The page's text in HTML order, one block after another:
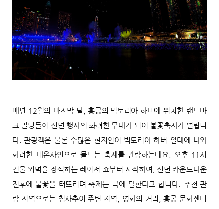
매년 12월의 마지막 날, 홍콩의 빅토리아 하버에 위치한 랜드마
크 빌딩들이 신년 행사의 화려한 무대가 되어 불꽃축제가 열립니
다. 관광객은 물론 수많은 현지인이 빅토리아 하버 일대에 나와
화려한 네온사인으로 물드는 축제를 관람하는데요. 오후 11시
건물 외벽을 장식하는 레이저 쇼부터 시작하여, 신년 카운트다운
전후에 불꽃을 터뜨리며 축제는 극에 달한다고 합니다. 추천 관
람 지역으로는 침사추이 주변 지역, 영화의 거리, 홍콩 문화센터